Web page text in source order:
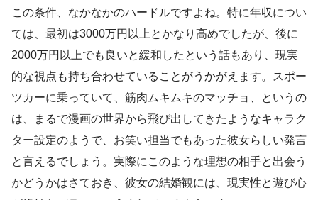
この条件、なかなかのハードルですよね。特に年収につい
ては、最初は3000万円以上とかなり高めでしたが、後に
2000万円以上でも良いと緩和したという話もあり、現実
的な視点も持ち合わせていることがうかがえます。スポー
ツカーに乗っていて、筋肉ムキムキのマッチョ、というの
は、まるで漫画の世界から飛び出してきたようなキャラク
ター設定のようで、お笑い担当でもあった彼女らしい発言
と言えるでしょう。実際にこのような理想の相手と出会う
かどうかはさておき、彼女の結婚観には、現実性と遊び心